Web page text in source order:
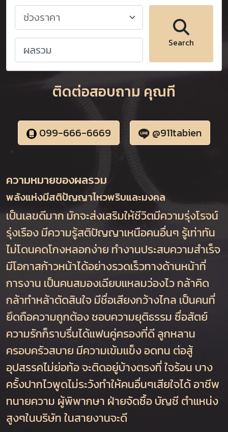
Search
ติดต่อสอบถาม คุณที
099-666-6669 @911tabien
ความหมายของผลรวม
พลังแห่งมีสติปัญญาไหวพริบและมงคล
เป็นเลขดีมาก มักจะส่งเสริมให้ชีวิตมีความรุ่งโรจน์
รุ่งเรือง มีความรู้สติปัญญาเหนือคนอื่นๆ รู้เท่าทัน
ไม่โดนคดโกงหลอกง่าย ทำงานประสบความสำเร็จ
มีโอกาสก้าวหน้าได้อย่างรวดเร็วทางด้านหน้าที่
การงาน เป็นคนสมองเฉียบแหลมว่องไว กล้าคิด
กล้าทำหล้าตัดสินใจ มีชื่อเสียงกว้างไกล เป็นคนที่
ยึดถือความถูกต้อง ชอบความยุติธรรม ซื่อสัตย์
ความรักก็ราบรื่นได้แฟนคู่ครองที่ดี ลูกหลาน
ครอบครัวสบาย มีความเข้มแข็ง อดทน ต่อสู้
อุปสรรคไม่ย่อท้อ จะติดอยู่บ้างตรงที่ ใจร้อน บาง
ครั้งปากไวพูดไม่ระวังทำให้คนอื่นๆเสียใจได้ อาชีพ
ทนายความ ผู้พิพากษา ฝ่ายจัดซื้อ บัญชี ตำแหน่ง
สูงๆในบริษัท ในสายงานจะดี